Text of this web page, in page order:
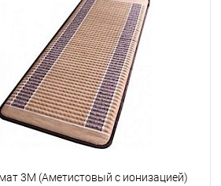
Недоступно
3М (Аметистовый с ионизацией)